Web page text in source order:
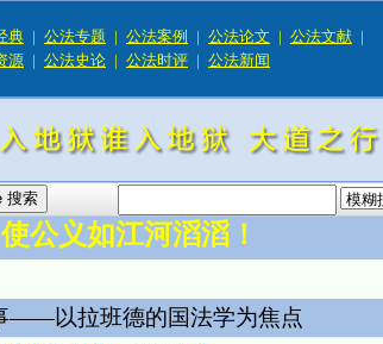
典 | 公法专题 | 公法案例 | 公法论文 | 公法文献 |
源 | 公法史论 | 公法时评 | 公法新闻
公义如江河滔滔！
——以拉班德的国法学为焦点